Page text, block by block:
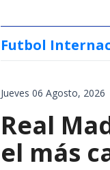
Futbol
Jueves 06 Agosto, 2026
Real
el más